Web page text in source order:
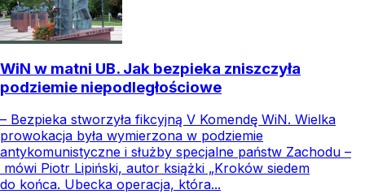
WiN w matni UB. Jak bezpieka zniszczyła
podziemie niepodległościowe
– Bezpieka stworzyła fikcyjną V Komendę WiN. Wielka
prowokacja była wymierzona w podziemie
antykomunistyczne i służby specjalne państw Zachodu –
mówi Piotr Lipiński, autor książki „Kroków siedem
do końca. Ubecka operacja, która...